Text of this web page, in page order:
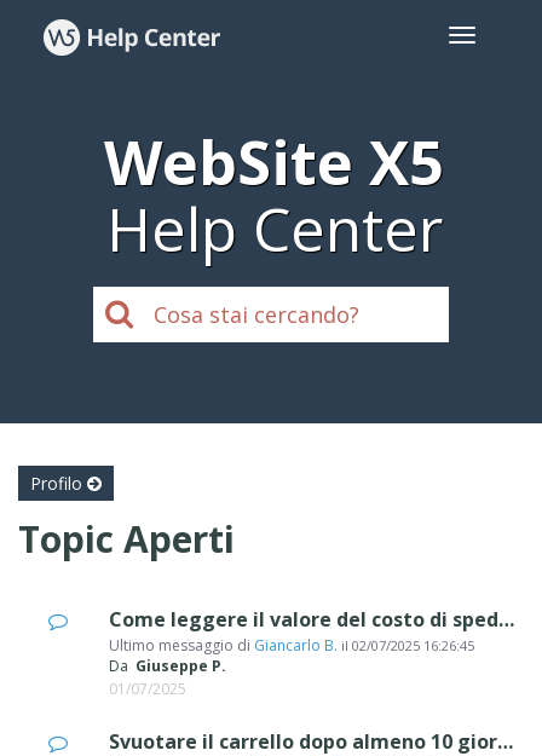
WebSite X5
Help Center
Profilo
Topic Aperti
Come leggere il valore del costo di spedizione dal carrello con javascript?
Ultimo messaggio di Giancarlo B. il 02/07/2025 16:26:45
Da Giuseppe P.
01/07/2025
Svuotare il carrello dopo almeno 10 giorni di inattività.